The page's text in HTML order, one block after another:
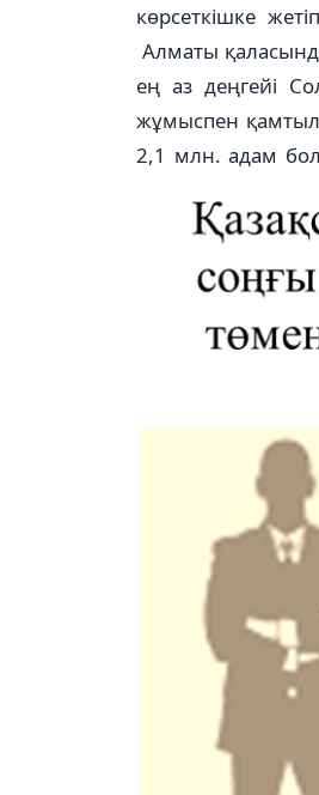
көрсеткішке
Алматы
ең аз деңгейі
жұмыспен
2,1 млн. адам